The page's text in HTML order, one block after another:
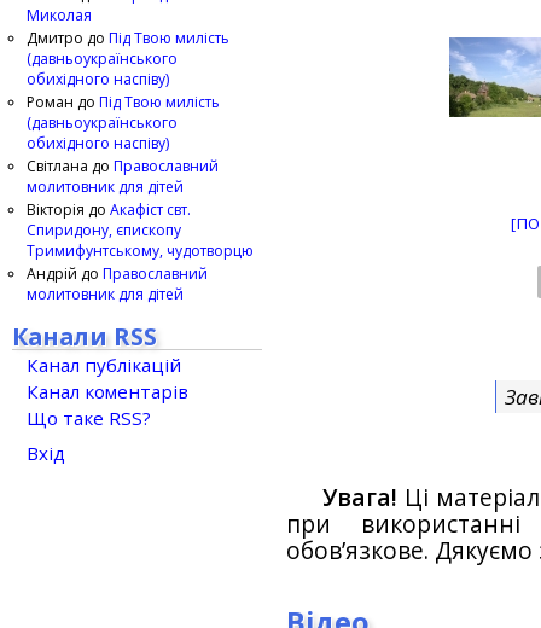
Увага! Ці
при
обов’язкове.
Миколая
Дмитро до Під Твою милість
(давньоукраїнського
обихідного наспіву)
Роман до Під Твою милість
(давньоукраїнського
обихідного наспіву)
Світлана до Православний
молитовник для дітей
Вікторія до Акафіст свт.
Спиридону, єпископу
Тримифунтському, чудотворцю
Андрій до Православний
молитовник для дітей
Канали RSS
Канал публікацій
Канал коментарів
Що таке RSS?
Вхід